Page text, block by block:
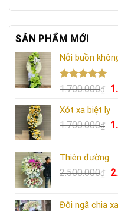
SẢN PHẨM MỚI
Nỗi buồn
Được xếp
5 sao
1.700.000₫
là:
Xót xa biệt ly
1.700.000₫
Thiên đường
2.500.000₫
Đôi ngã chia xa